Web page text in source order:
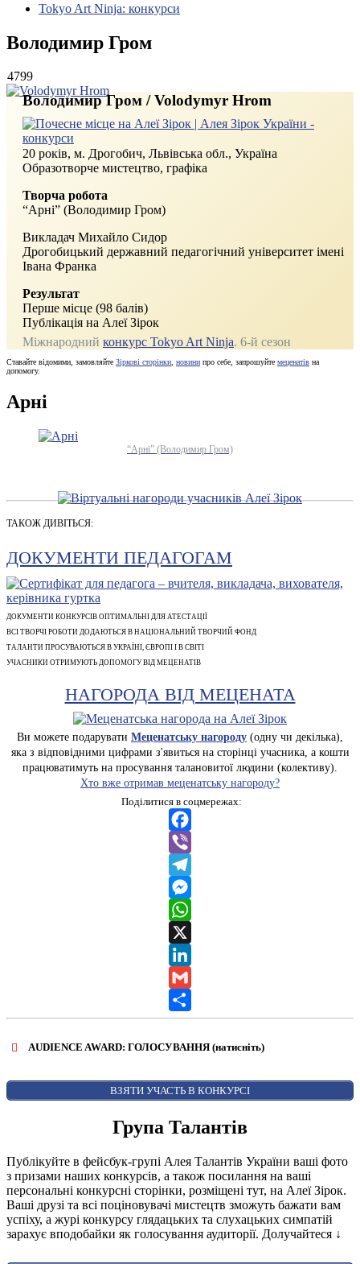
Tokyo Art Ninja: конкурси
Володимир Гром
4799
Володимир Гром / Volodymyr Hrom
20 років, м. Дрогобич, Львівська обл., Україна
Образотворче мистецтво, графіка
Творча робота
“Арні” (Володимир Гром)
Викладач Михайло Сидор
Дрогобицький державний педагогічний університет імені
Івана Франка
Результат
Перше місце (98 балів)
Публікація на Алеї Зірок
Міжнародний конкурс Tokyo Art Ninja. 6‑й сезон
Ставайте відомими, замовляйте Зіркові сторінки новини про себе, запрошуйте меценатів на
допомогу.
Арні
“Арні” (Володимир Гром)
ТАКОЖ ДИВІТЬСЯ:
ДОКУМЕНТИ ПЕДАГОГАМ
ДОКУМЕНТИ КОНКУРСІВ ОПТИМАЛЬНІ ДЛЯ АТЕСТАЦІЇ
ВСІ ТВОРЧІ РОБОТИ ДОДАЮТЬСЯ В НАЦІОНАЛЬНИЙ ТВОРЧИЙ ФОНД
ТАЛАНТИ ПРОСУВАЮТЬСЯ В УКРАЇНІ, ЄВРОПІ І В СВІТІ
УЧАСНИКИ ОТРИМУЮТЬ ДОПОМОГУ ВІД МЕЦЕНАТІВ
НАГОРОДА ВІД МЕЦЕНАТА
Ви можете подарувати Меценатську нагороду (одну чи декілька),
яка з відповідними цифрами з'явиться на сторінці учасника, а кошти
працюватимуть на просування талановитої людини (колективу).
Хто вже отримав меценатську нагороду?
Поділитися в соцмережах:
Facebook
Viber
Telegram
Messenger
WhatsApp
X
LinkedIn
Gmail
Share
AUDIENCE AWARD: ГОЛОСУВАННЯ (натисніть)
AUDIENCE AWARD
ВЗЯТИ УЧАСТЬ В КОНКУРСІ
Група Талантів
Публікуйте в фейсбук-групі Алея Талантів України ваші фото
з призами наших конкурсів, а також посилання на ваші
персональні конкурсні сторінки, розміщені тут, на Алеї Зірок.
Ваші друзі та всі поціновувачі мистецтв зможуть бажати вам
успіху, а журі конкурсу глядацьких та слухацьких симпатій
зарахує вподобайки як голосування аудиторії. Долучайтеся ↓